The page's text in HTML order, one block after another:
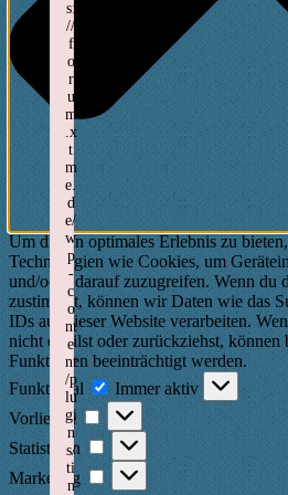
Um dir ein optimales Erlebnis zu
Technologien wie Cookies, um
und/oder darauf zuzugreifen. Wenn du
zustimmst, können wir Daten wie das
IDs auf dieser Website verarbeiten.
nicht erteilst oder zurückziehst, können
Funktionen beeinträchtigt werden.
Funktional
Funktional
Immer aktiv
Vorlieben
Vorlieben
Statistiken Statistiken
Marketing Marketing
s:
//
f
o
r
u
m
.x
t
m
e.
d
e/
w
p
-
c
o
nt
e
nt
/p
lu
gi
n
s/
ti
n